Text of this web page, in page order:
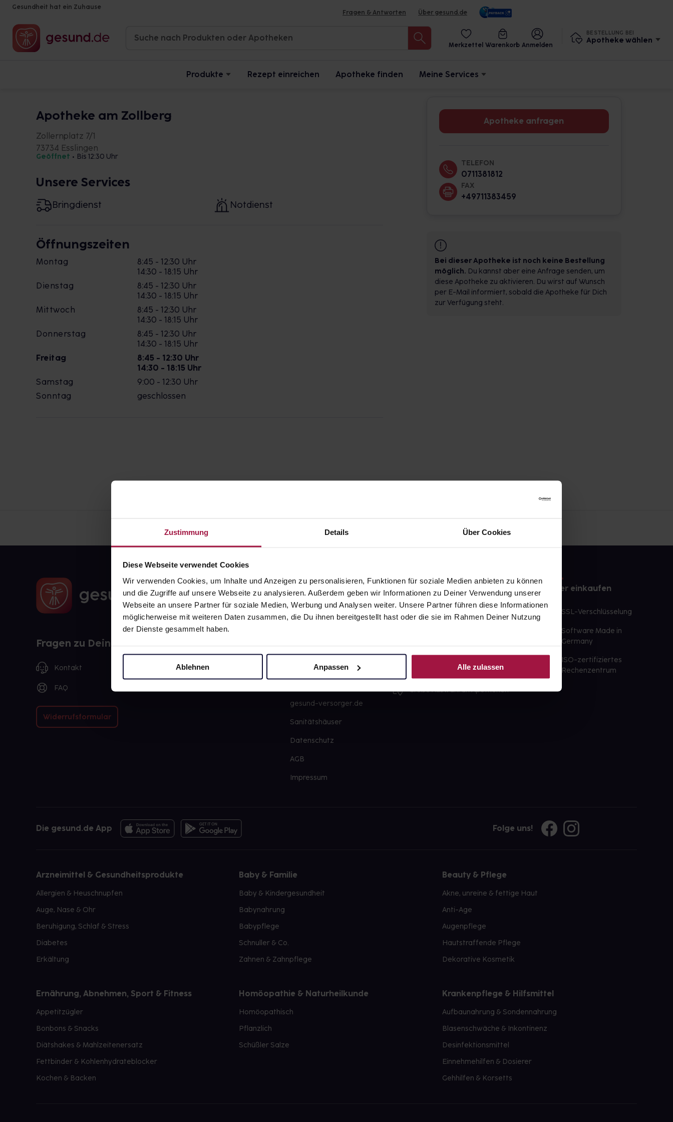
Zustimmung Details Über Cookies
Diese Webseite verwendet Cookies
Wir verwenden Cookies, um Inhalte und Anzeigen zu personalisieren, Funktionen für soziale Medien anbieten zu können
und die Zugriffe auf unsere Webseite zu analysieren. Außerdem geben wir Informationen zu Deiner Verwendung unserer
Webseite an unsere Partner für soziale Medien, Werbung und Analysen weiter. Unsere Partner führen diese Informationen
möglicherweise mit weiteren Daten zusammen, die Du ihnen bereitgestellt hast oder die sie im Rahmen Deiner Nutzung
der Dienste gesammelt haben.
Ablehnen Anpassen Alle zulassen
Gesundheit hat ein Zuhause
Fragen & Antworten Über gesund.de
Merkzettel Warenkorb Anmelden
BESTELLUNG BEI
Apotheke wählen
Produkte Rezept einreichen Apotheke finden Meine Services
Apotheke am Zollberg
Zollernplatz 7/1
73734 Esslingen
Geöffnet • Bis 12:30 Uhr
Unsere Services
Bringdienst Notdienst
Öffnungszeiten
Montag
8:45 - 12:30 Uhr
14:30 - 18:15 Uhr
Dienstag
8:45 - 12:30 Uhr
14:30 - 18:15 Uhr
Mittwoch
8:45 - 12:30 Uhr
14:30 - 18:15 Uhr
Donnerstag
8:45 - 12:30 Uhr
14:30 - 18:15 Uhr
Freitag
8:45 - 12:30 Uhr
14:30 - 18:15 Uhr
Samstag
9:00 - 12:30 Uhr
Sonntag
geschlossen
Apotheke anfragen
TELEFON
0711381812
FAX
+49711383459
Bei dieser Apotheke ist noch keine Bestellung
möglich. Du kannst aber eine Anfrage senden, um
diese Apotheke zu aktivieren. Du wirst auf Wunsch
per E-Mail informiert, sobald die Apotheke für Dich
zur Verfügung steht.
Fragen zu Deiner Bestellung?
Kontakt
FAQ
Widerrufsformular
gesund.de
Über uns
Barrierefreiheitserklärung
gesund-versorger.de
Sanitätshäuser
Datenschutz
AGB
Impressum
Unsere Vorteile
sofort abholbereit
Freie Wahl der Apotheke
Große Auswahl an Apotheken
Sicher einkaufen
SSL-Verschlüsselung
Software Made in
Germany
ISO-zertifiziertes
Rechenzentrum
Die gesund.de App Folge uns!
Arzneimittel & Gesundheitsprodukte
Allergien & Heuschnupfen
Auge, Nase & Ohr
Beruhigung, Schlaf & Stress
Diabetes
Erkältung
Baby & Familie
Baby & Kindergesundheit
Babynahrung
Babypflege
Schnuller & Co.
Zahnen & Zahnpflege
Beauty & Pflege
Akne, unreine & fettige Haut
Anti-Age
Augenpflege
Hautstraffende Pflege
Dekorative Kosmetik
Ernährung, Abnehmen, Sport & Fitness
Appetitzügler
Bonbons & Snacks
Diätshakes & Mahlzeitenersatz
Fettbinder & Kohlenhydrateblocker
Kochen & Backen
Homöopathie & Naturheilkunde
Homöopathisch
Pflanzlich
Schüßler Salze
Krankenpflege & Hilfsmittel
Aufbaunahrung & Sondennahrung
Blasenschwäche & Inkontinenz
Desinfektionsmittel
Einnehmehilfen & Dosierer
Gehhilfen & Korsetts